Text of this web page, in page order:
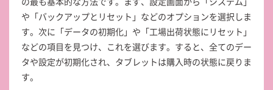
や「バックアップとリセット」などのオプションを選択しま
す。次に「データの初期化」や「工場出荷状態にリセット」
などの項目を見つけ、これを選びます。すると、全てのデー
タや設定が初期化され、タブレットは購入時の状態に戻りま
す。